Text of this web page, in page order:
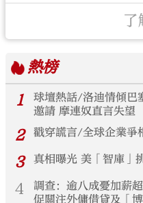
了
熱榜
1
球壇熱話/洛迪情傾巴塞
邀請 摩連奴直言失望
2 戳穿謊言/全球企業爭
3 真相曝光 美「智庫」
4
調查：逾八成憂加薪
促關注外傭借貸及「博